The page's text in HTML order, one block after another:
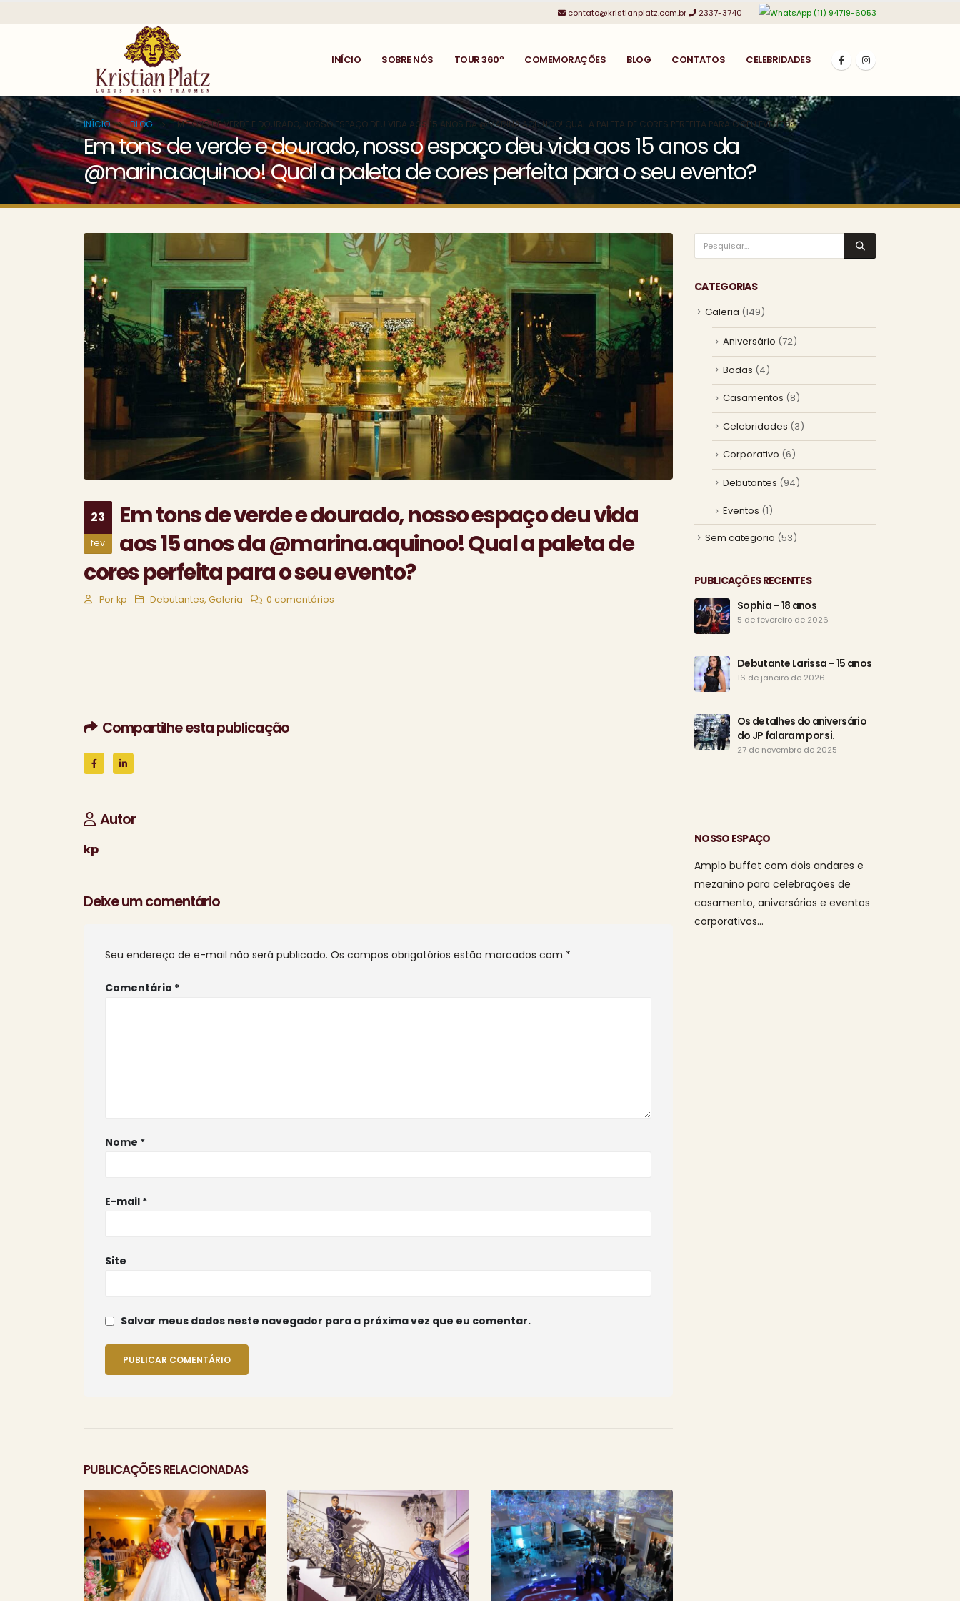
contato@kristianplatz.com.br 2337-3740 (11) 94719-6053
INÍCIO SOBRE NÓS TOUR 360º COMEMORAÇÕES BLOG CONTATOS CELEBRIDADES
INÍCIO BLOG EM TONS DE VERDE E DOURADO, NOSSO ESPAÇO DEU VIDA AOS 15 ANOS DA @MARINA.AQUINOO! QUAL A PALETA DE CORES PERFEITA PARA O SEU EVENTO?
Em tons de verde e dourado, nosso espaço deu vida aos 15 anos da
@marina.aquinoo! Qual a paleta de cores perfeita para o seu evento?
23
fev
Em tons de verde e dourado, nosso espaço deu vida
aos 15 anos da @marina.aquinoo! Qual a paleta de
cores perfeita para o seu evento?
Por kp Debutantes,Galeria 0 comentários
Compartilhe esta publicação
Autor
kp
Deixe um comentário
Seu endereço de e-mail não será publicado. Os campos obrigatórios estão marcados com *
Comentário *
Nome *
E-mail *
Site
Salvar meus dados neste navegador para a próxima vez que eu comentar.
PUBLICAÇÕES RELACIONADAS
CATEGORIAS
Galeria (149)
Aniversário (72)
Bodas (4)
Casamentos (8)
Celebridades (3)
Corporativo (6)
Debutantes (94)
Eventos (1)
Sem categoria (53)
PUBLICAÇÕES RECENTES
Sophia – 18 anos
5 de fevereiro de 2026
Debutante Larissa – 15 anos
16 de janeiro de 2026
Os detalhes do aniversário
do JP falaram por si.
27 de novembro de 2025
NOSSO ESPAÇO
Amplo buffet com dois andares e
mezanino para celebrações de
casamento, aniversários e eventos
corporativos…